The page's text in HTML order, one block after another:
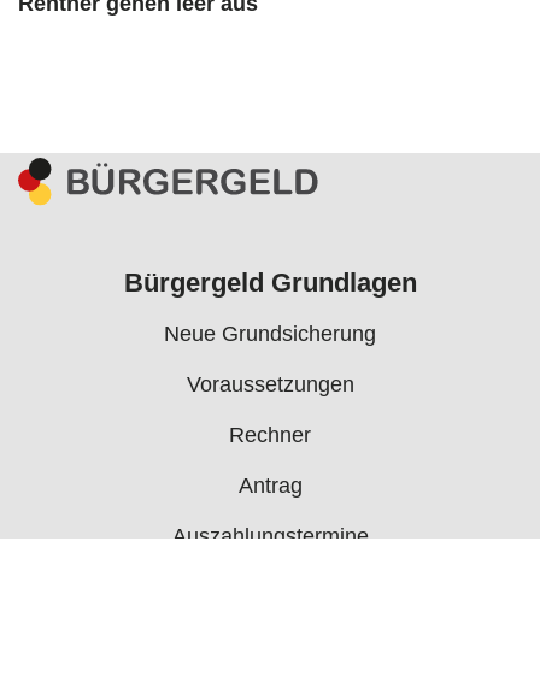
Bürgergeld Grundlagen
Neue Grundsicherung
Voraussetzungen
Rechner
Antrag
Auszahlungstermine